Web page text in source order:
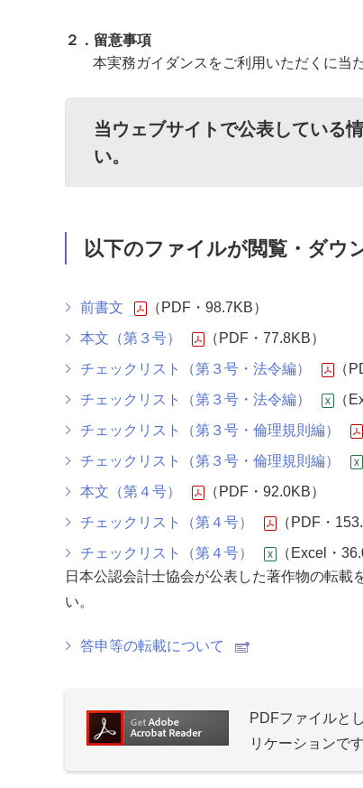
２．留意事項
本実務ガイダンスをご利用いただくに当
当ウェブサイトで公表している情
い。
以下のファイルが閲覧・ダウ
前書文
（PDF・98.7KB）
本文（第３号）
（PDF・77.8KB）
チェックリスト（第３号・法令編）
（
チェックリスト（第３号・法令編）
（
チェックリスト（第３号・倫理規則編）
チェックリスト（第３号・倫理規則編）
本文（第４号）
（PDF・92.0KB）
チェックリスト（第４号）
（PDF・
チェックリスト（第４号）
（Excel・
日本公認会計士協会が公表した著作物の転
い。
答申等の転載について
PDFファイルと
リケーションです